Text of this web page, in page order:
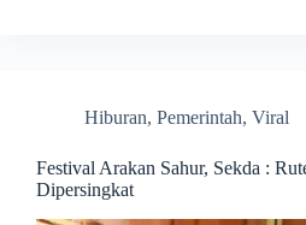
Hiburan, Pemerintah, Viral
Festival Arakan Sahur, Sekda :
Dipersingkat